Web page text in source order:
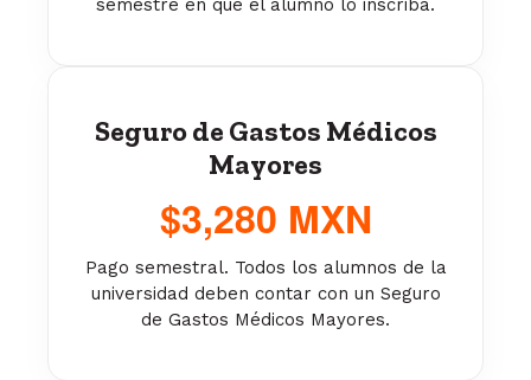
semestre en que el alumno lo inscriba.
Seguro de Gastos Médicos
Mayores
$3,280 MXN
Pago semestral. Todos los alumnos de la
universidad deben contar con un Seguro
de Gastos Médicos Mayores.